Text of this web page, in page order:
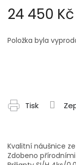
24 450 Kč
cena:
Položka byla
Tisk
Kvalitní náušnice
Zdobeno